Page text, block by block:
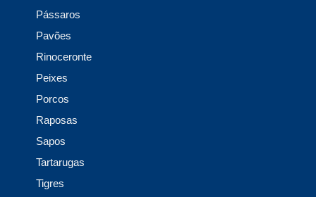
Pássaros
Pavões
Rinoceronte
Peixes
Porcos
Raposas
Sapos
Tartarugas
Tigres